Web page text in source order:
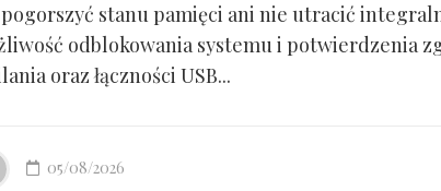
stanu pamięci ani nie utracić
odblokowania systemu i potwierdzenia
oraz łączności USB...
05/08/2026